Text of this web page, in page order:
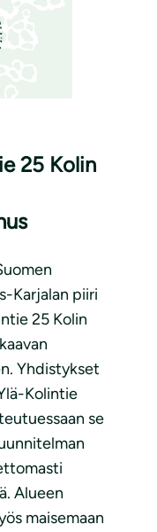
25 Kolin
Karjalan piiri
25 Kolin
Yhdistykset
Kolintie
se
Alueen
maisemaan